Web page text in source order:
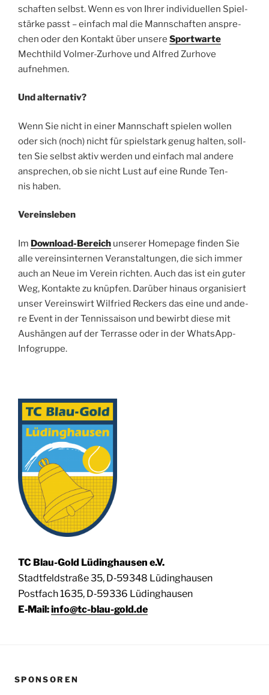
schaf­ten selbst. Wenn es von Ihrer indi­vi­du­el­len Spiel­
stär­ke passt – ein­fach mal die Mann­schaf­ten anspre­
chen oder den Kon­takt über unse­re Sport­war­te
Mecht­hild Vol­mer-Zur­ho­ve und Alfred Zur­ho­ve
aufnehmen.
Und alter­na­tiv?
Wenn Sie nicht in einer Mann­schaft spie­len wol­len
oder sich (noch) nicht für spiel­stark genug hal­ten, soll­
ten Sie selbst aktiv wer­den und ein­fach mal ande­re
anspre­chen, ob sie nicht Lust auf eine Run­de Ten­
nis haben.
Ver­eins­le­ben
Im Down­load-Bereich unse­rer Home­page fin­den Sie
alle ver­eins­in­ter­nen Ver­an­stal­tun­gen, die sich immer
auch an Neue im Ver­ein rich­ten. Auch das ist ein guter
Weg, Kon­tak­te zu knüpfen. Darüber hin­aus orga­ni­siert
unser Ver­eins­wirt Wil­fried Reckers das eine und ande­
re Event in der Ten­nis­sai­son und bewirbt die­se mit
Aushängen auf der Ter­ras­se oder in der WhatsApp-
Infogruppe.
TC Blau-Gold Lüding­hau­sen e.V.
Stadt­feld­stra­ße 35, D‑59348 Lüdinghausen
Post­fach 1635, D‑59336 Lüdinghausen
E‑Mail:info@tc-blau-gold.de
SPONSOREN